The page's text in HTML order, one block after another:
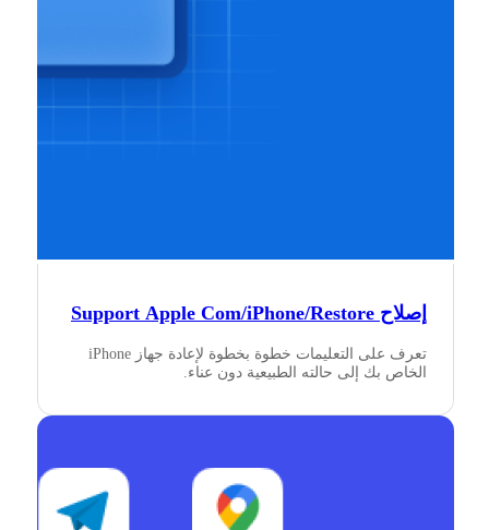
إصلاح Support Apple Com/iPhone/Restore
تعرف على التعليمات خطوة بخطوة لإعادة جهاز iPhone
الخاص بك إلى حالته الطبيعية دون عناء.